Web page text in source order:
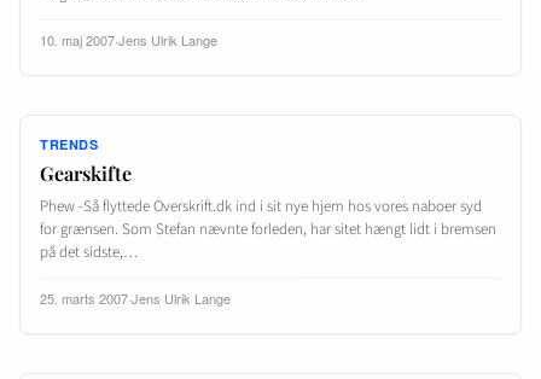
10. maj 2007·Jens Ulrik Lange
TRENDS
Gearskifte
Phew -Så flyttede Overskrift.dk ind i sit nye hjem hos vores naboer syd
for grænsen. Som Stefan nævnte forleden, har sitet hængt lidt i bremsen
på det sidste,…
25. marts 2007·Jens Ulrik Lange